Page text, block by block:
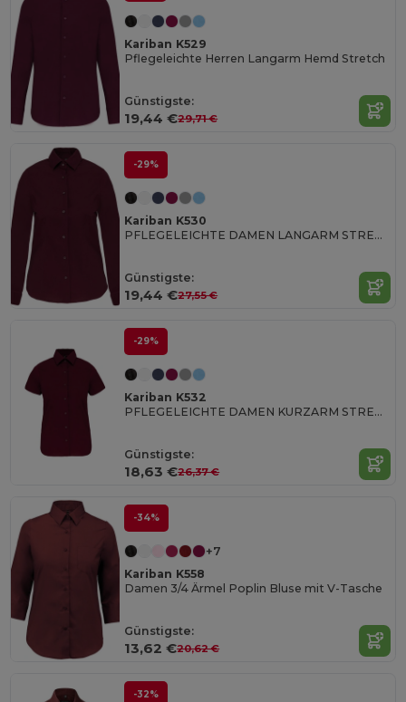
Kariban K529
Pflegeleichte Herren Langarm Hemd Stretch
Günstigste:
19,44 €29,71 €
-29%
Kariban K530
PFLEGELEICHTE DAMEN LANGARM STRETCH BLUSE
Günstigste:
19,44 €27,55 €
-29%
Kariban K532
PFLEGELEICHTE DAMEN KURZARM STRETCH BLUSE
Günstigste:
18,63 €26,37 €
-34%
+7
Kariban K558
Damen 3/4 Ärmel Poplin Bluse mit V-Tasche
Günstigste:
13,62 €20,62 €
-32%